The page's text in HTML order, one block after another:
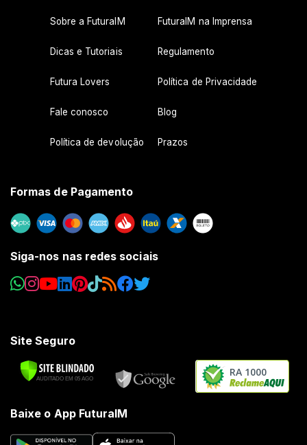
Sobre a FuturaIM FuturaIM na Imprensa
Dicas e Tutoriais Regulamento
Futura Lovers Política de Privacidade
Fale conosco Blog
Política de devolução Prazos
Formas de Pagamento
Siga-nos nas redes sociais
Site Seguro
RA 1000
Baixe o App FuturaIM